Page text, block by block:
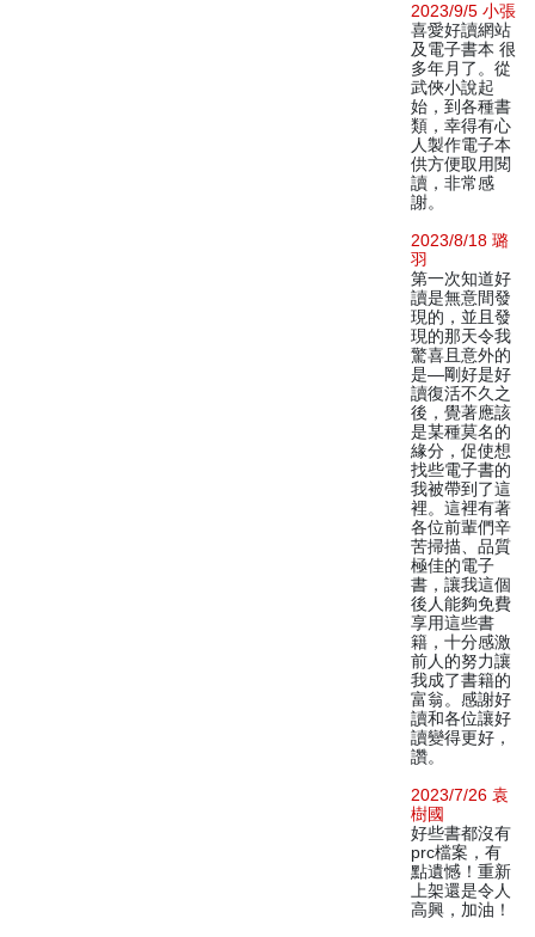
2023/9/5 小張
喜愛好讀網站
及電子書本 很
多年月了。從
武俠小說起
始，到各種書
類，幸得有心
人製作電子本
供方便取用閱
讀，非常感
謝。
2023/8/18 璐
羽
第一次知道好
讀是無意間發
現的，並且發
現的那天令我
驚喜且意外的
是—剛好是好
讀復活不久之
後，覺著應該
是某種莫名的
緣分，促使想
找些電子書的
我被帶到了這
裡。這裡有著
各位前輩們辛
苦掃描、品質
極佳的電子
書，讓我這個
後人能夠免費
享用這些書
籍，十分感激
前人的努力讓
我成了書籍的
富翁。感謝好
讀和各位讓好
讀變得更好，
讚。
2023/7/26 袁
樹國
好些書都沒有
prc檔案，有
點遺憾！重新
上架還是令人
高興，加油！